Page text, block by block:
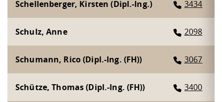
Schellenberger, Kirsten (Dipl.-Ing.) 3434
Schulz, Anne 2098
Schumann, Rico (Dipl.-Ing. (FH)) 3067
Schütze, Thomas (Dipl.-Ing. (FH)) 3400